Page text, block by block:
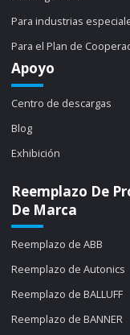
Para industrias
Para el Plan de
Apoyo
Centro de descargas
Blog
Exhibición
Reemplazo De
De Marca
Reemplazo de ABB
Reemplazo de Autonics
Reemplazo de BALLUFF
Reemplazo de BANNER